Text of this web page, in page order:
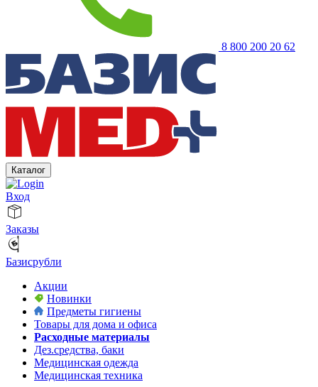
8 800 200 20 62
Каталог
Вход
Заказы
Базисрубли
Акции
Новинки
Предметы гигиены
Товары для дома и офиса
Расходные материалы
Дез.средства, баки
Медицинская одежда
Медицинская техника